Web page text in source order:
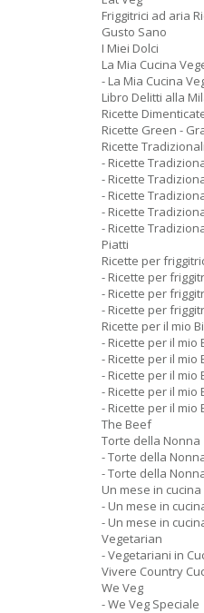
Friggitrici ad aria
Gusto Sano
I Miei Dolci
La Mia Cucina
- La Mia Cucina
Libro Delitti alla
Ricette
Ricette Green -
Ricette Tradizionali
- Ricette
- Ricette
- Ricette
- Ricette
- Ricette
Piatti
Ricette per
- Ricette per
- Ricette per
- Ricette per
Ricette per il mio
- Ricette per il mio
- Ricette per il mio
- Ricette per il mio
- Ricette per il mio
- Ricette per il mio
The Beef
Torte della Nonna
- Torte della
- Torte della
Un mese in cucina
- Un mese in
- Un mese in
Vegetarian
- Vegetariani in
Vivere Country
We Veg
- We Veg Speciale